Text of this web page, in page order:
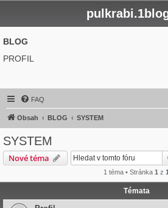
BLOG
PROFIL
FAQ
Obsah BLOG SYSTEM
SYSTEM
Nové téma
1 téma • Stránka 1 z 1
Témata